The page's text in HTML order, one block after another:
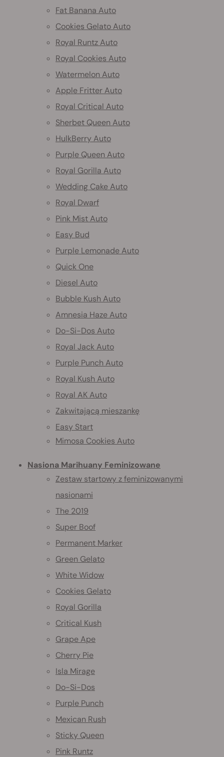
Fat Banana Auto
Cookies Gelato Auto
Royal Runtz Auto
Royal Cookies Auto
Watermelon Auto
Apple Fritter Auto
Royal Critical Auto
Sherbet Queen Auto
HulkBerry Auto
Purple Queen Auto
Royal Gorilla Auto
Wedding Cake Auto
Royal Dwarf
Pink Mist Auto
Easy Bud
Purple Lemonade Auto
Quick One
Diesel Auto
Bubble Kush Auto
Amnesia Haze Auto
Do-Si-Dos Auto
Royal Jack Auto
Purple Punch Auto
Royal Kush Auto
Royal AK Auto
Zakwitającą mieszankę
Easy Start
Mimosa Cookies Auto
Nasiona Marihuany Feminizowane
Zestaw startowy z feminizowanymi
nasionami
The 2019
Super Boof
Permanent Marker
Green Gelato
White Widow
Cookies Gelato
Royal Gorilla
Critical Kush
Grape Ape
Cherry Pie
Isla Mirage
Do-Si-Dos
Purple Punch
Mexican Rush
Sticky Queen
Pink Runtz